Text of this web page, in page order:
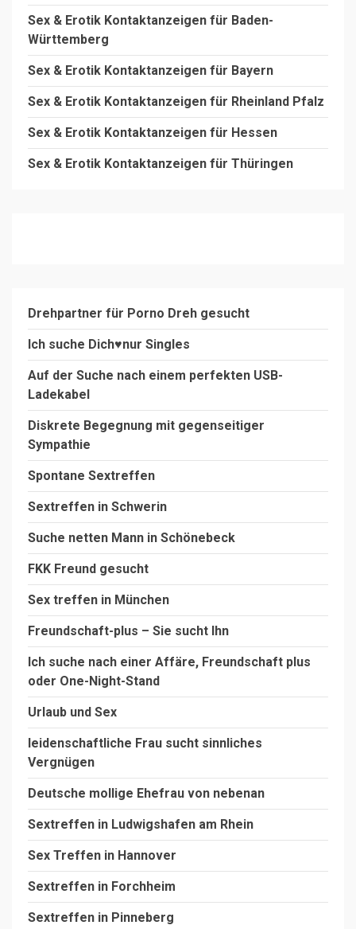
Sex & Erotik Kontaktanzeigen für Baden-
Württemberg
Sex & Erotik Kontaktanzeigen für Bayern
Sex & Erotik Kontaktanzeigen für Rheinland Pfalz
Sex & Erotik Kontaktanzeigen für Hessen
Sex & Erotik Kontaktanzeigen für Thüringen
Drehpartner für Porno Dreh gesucht
Ich suche Dich♥️nur Singles
Auf der Suche nach einem perfekten USB-
Ladekabel
Diskrete Begegnung mit gegenseitiger
Sympathie
Spontane Sextreffen
Sextreffen in Schwerin
Suche netten Mann in Schönebeck
FKK Freund gesucht
Sex treffen in München
Freundschaft-plus – Sie sucht Ihn
Ich suche nach einer Affäre, Freundschaft plus
oder One-Night-Stand
Urlaub und Sex
leidenschaftliche Frau sucht sinnliches
Vergnügen
Deutsche mollige Ehefrau von nebenan
Sextreffen in Ludwigshafen am Rhein
Sex Treffen in Hannover
Sextreffen in Forchheim
Sextreffen in Pinneberg